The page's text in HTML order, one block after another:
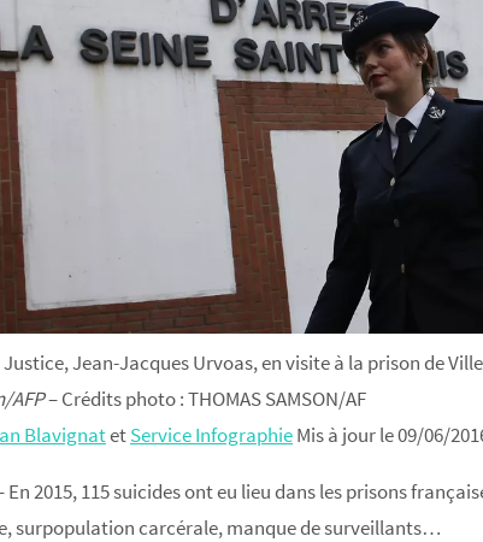
Jean-Jacques Urvoas, en visite à la prison de
AFP– Crédits photo : THOMAS SAMSON/AF
BlavignatetService InfographieMis à jour le 09/06/
En 2015, 115 suicides ont eu lieu dans les prisons
surpopulation carcérale, manque de surveillants…